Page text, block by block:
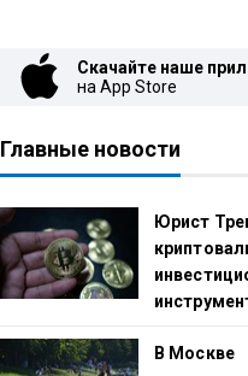
Скачайте наше
на App Store
Главные новости
Юрист
В Москве